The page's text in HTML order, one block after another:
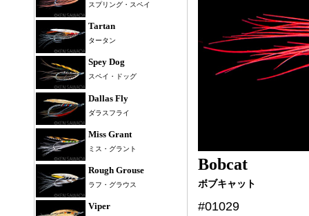
スプリング・スペイ
Tartan
タータン
Spey Dog
スペイ・ドッグ
Dallas Fly
ダラスフライ
Miss Grant
ミス・グラント
Rough Grouse
ラフ・グラウス
Viper
Bobcat
ボブキャット
#01029